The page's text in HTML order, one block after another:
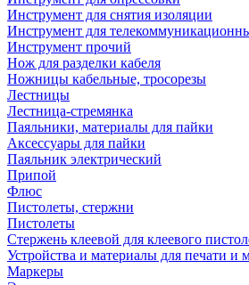
Инструмент для снятия изоляции
Инструмент для
Инструмент прочий
Нож для разделки кабеля
Ножницы кабельные, тросорезы
Лестницы
Лестница-стремянка
Паяльники, материалы для пайки
Аксессуары для пайки
Паяльник электрический
Припой
Флюс
Пистолеты, стержни
Пистолеты
Стержень клеевой для клеевого
Устройства и материалы для печати и
Маркеры